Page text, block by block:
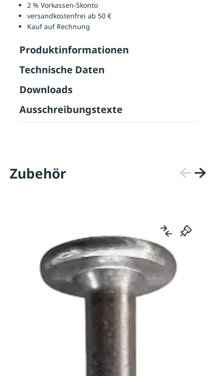
2 % Vorkassen-Skonto
versandkostenfrei ab 50 €
Kauf auf Rechnung
Produktinformationen
Technische Daten
Downloads
Ausschreibungstexte
Zubehör